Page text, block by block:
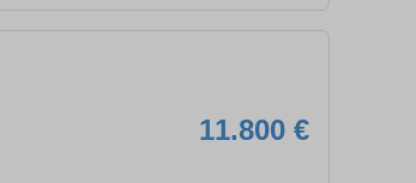
11.800 €